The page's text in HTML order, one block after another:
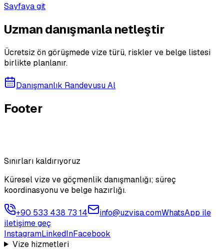
Sayfaya git
Uzman danışmanla netleştir
Ücretsiz ön görüşmede vize türü, riskler ve belge listesi
birlikte planlanır.
Danışmanlık Randevusu Al
Footer
Sınırları kaldırıyoruz
Küresel vize ve göçmenlik danışmanlığı; süreç
koordinasyonu ve belge hazırlığı.
+90 533 438 73 14 info@uzvisa.comWhatsApp ile
iletişime geç
InstagramLinkedInFacebook
Vize hizmetleri